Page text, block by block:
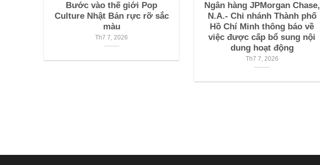
Bước vào thế giới Pop
Culture Nhật Bản rực rỡ sắc
màu
Th7 7, 2026
Ngân hàng JPMorgan Chase,
N.A.- Chi nhánh Thành phố
Hồ Chí Minh thông báo về
việc được cấp bổ sung nội
dung hoạt động
Th7 7, 2026